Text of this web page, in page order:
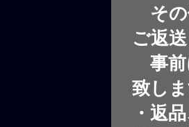
その
ご返
事前
致しま
・返